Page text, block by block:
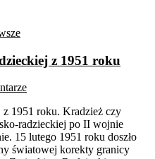
z 1951 roku
1951 roku. Kradzież czy
radzieckiej po II wojnie
15 lutego 1951 roku doszło
światowej korekty granicy